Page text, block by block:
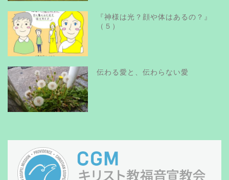
『神様は光？顔や体はあるの？』
（５）
伝わる愛と、伝わらない愛